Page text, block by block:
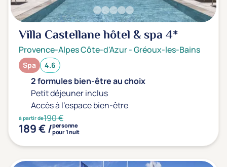
Villa Castellane hôtel & spa4*
Provence-Alpes Côte-d'Azur-Gréoux-les-Bains
Spa 4.6
2 formules bien-être au choix
Petit déjeuner inclus
Accès à l'espace bien-être
à partir de190 €
189 € /personne
pour 1 nuit